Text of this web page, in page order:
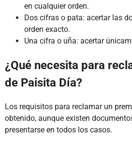
en cualquier orden.
Dos cifras o pata: acertar las
orden exacto.
Una cifra o uña: acertar
¿Qué necesita para
de Paisita Día?
Los requisitos para reclamar un
obtenido, aunque existen
presentarse en todos los casos.